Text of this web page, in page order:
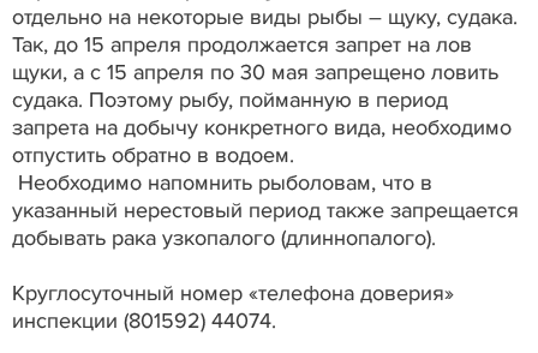
отдельно на некоторые виды рыбы – щуку, судака.
Так, до 15 апреля продолжается запрет на лов
щуки, а с 15 апреля по 30 мая запрещено ловить
судака. Поэтому рыбу, пойманную в период
запрета на добычу конкретного вида, необходимо
отпустить обратно в водоем.
Необходимо напомнить рыболовам, что в
указанный нерестовый период также запрещается
добывать рака узкопалого (длиннопалого).
Круглосуточный номер «телефона доверия»
инспекции (801592) 44074.